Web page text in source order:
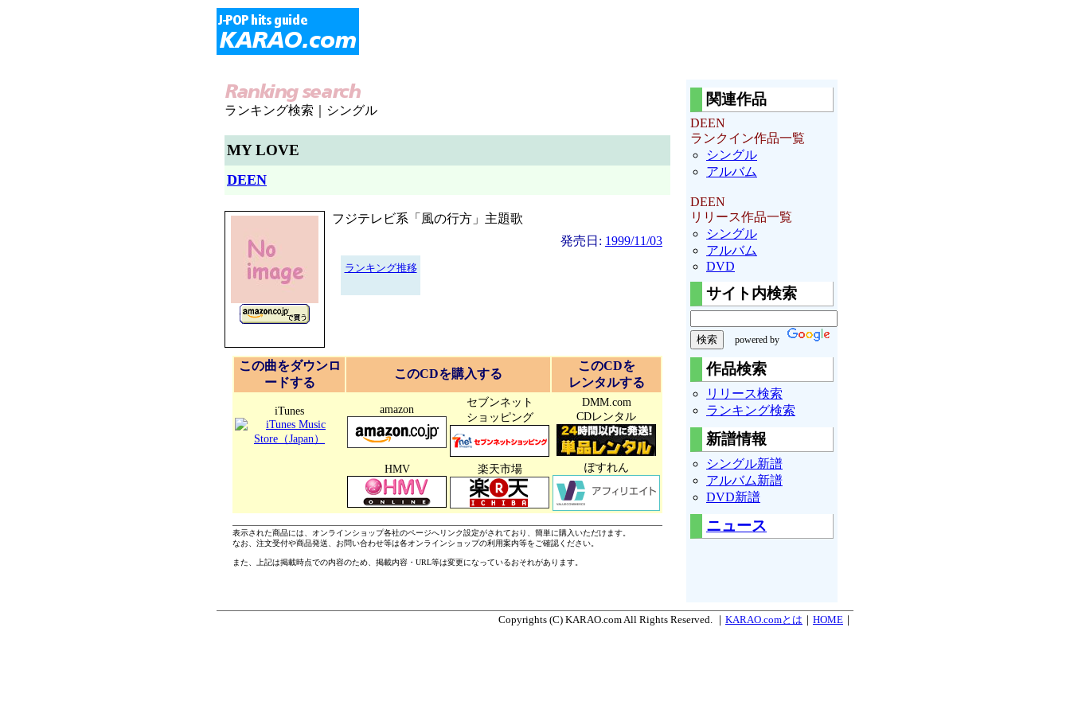
ランキング検索｜シングル
MY LOVE
DEEN
フジテレビ系「風の行方」主題歌
発売日: 1999/11/03
ランキング推移
この曲をダウンロ
ードする
このCDを購入する
このCDを
レンタルする
iTunes amazon
セブンネット
ショッピング
DMM.com
CDレンタル
HMV 楽天市場 ぽすれん
表示された商品には、オンラインショップ各社のページへリンク設定がされており、簡単に購入いただけます。
なお、注文受付や商品発送、お問い合わせ等は各オンラインショップの利用案内等をご確認ください。
また、上記は掲載時点での内容のため、掲載内容・URL等は変更になっているおそれがあります。
関連作品
DEEN
ランクイン作品一覧
シングル
アルバム
DEEN
リリース作品一覧
シングル
アルバム
DVD
サイト内検索
powered by
作品検索
リリース検索
ランキング検索
新譜情報
シングル新譜
アルバム新譜
DVD新譜
ニュース
Copyrights (C) KARAO.com All Rights Reserved. ｜ KARAO.comとは HOME